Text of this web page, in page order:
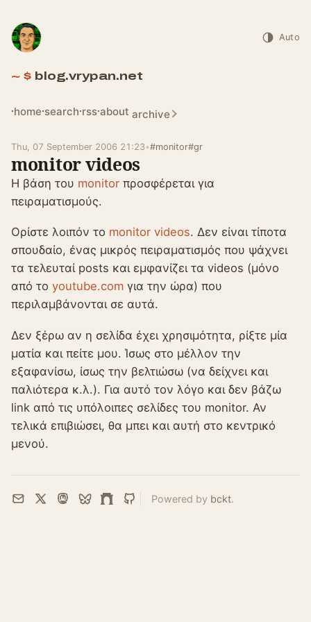
blog.vrypan.net
home search rss about archive
Auto
Thu, 07 September 2006 21:23•#monitor#gr
monitor videos
Η βάση του monitor προσφέρεται για
πειραματισμούς.
Ορίστε λοιπόν το monitor videos. Δεν είναι τίποτα
σπουδαίο, ένας μικρός πειραματισμός που ψάχνει
τα τελευταί posts και εμφανίζει τα videos (μόνο
από το youtube.com για την ώρα) που
περιλαμβάνονται σε αυτά.
Δεν ξέρω αν η σελίδα έχει χρησιμότητα, ρίξτε μία
ματία και πείτε μου. Ίσως στο μέλλον την
εξαφανίσω, ίσως την βελτιώσω (να δείχνει και
παλιότερα κ.λ.). Για αυτό τον λόγο και δεν βάζω
link από τις υπόλοιπες σελίδες του monitor. Αν
τελικά επιβιώσει, θα μπει και αυτή στο κεντρικό
μενού.
Email
X Mastodon
BlueskyFarcaster
GitHub
Powered by bckt.